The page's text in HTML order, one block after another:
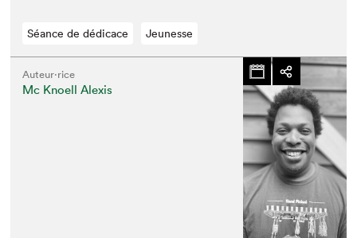
Séance de dédicace Jeunesse
Auteur·rice
Mc Knoell Alexis